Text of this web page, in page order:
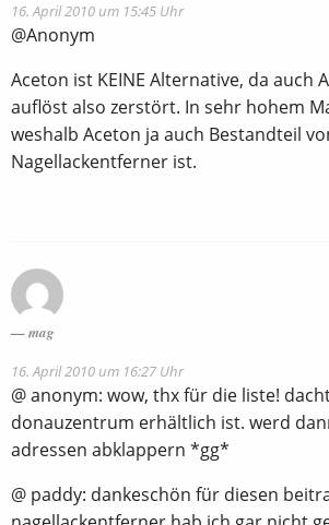
16. April 2010 um 15:45 Uhr
@Anonym
Aceton ist KEINE Alternative, da auch
auflöst also zerstört. In sehr hohem
weshalb Aceton ja auch Bestandteil
Nagellackentferner ist.
mag
16. April 2010 um 16:27 Uhr
@ anonym: wow, thx für die liste!
donauzentrum erhältlich ist. werd
adressen abklappern *gg*
@ paddy: dankeschön für diesen